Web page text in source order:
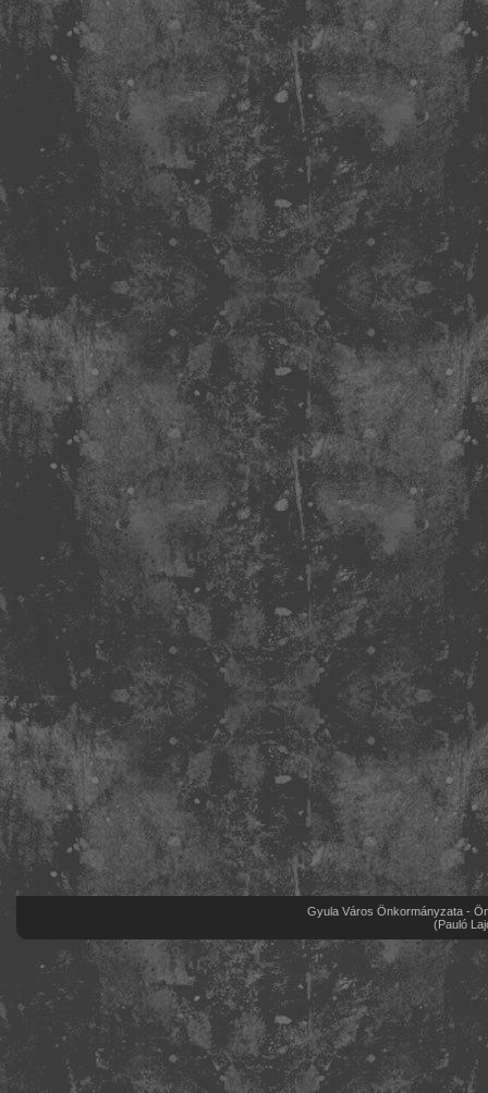
Gyula Város Önkormányzata -
(Pauló